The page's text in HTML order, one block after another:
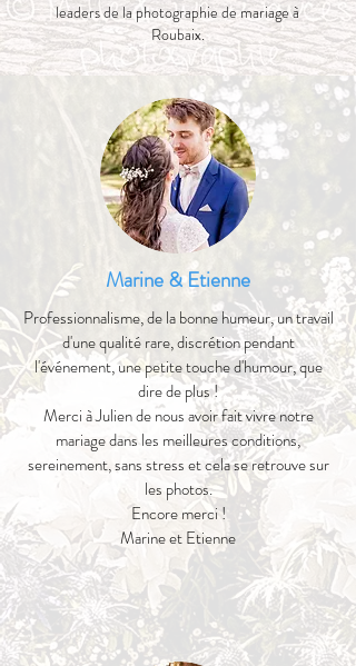
leaders de la photographie de mariage à
Roubaix.
Marine & Etienne
Professionnalisme, de la bonne humeur, un travail
d'une qualité rare, discrétion pendant
l'événement, une petite touche d'humour, que
dire de plus !
Merci à Julien de nous avoir fait vivre notre
mariage dans les meilleures conditions,
sereinement, sans stress et cela se retrouve sur
les photos.
Encore merci !
Marine et Etienne